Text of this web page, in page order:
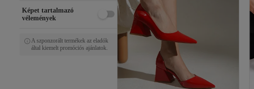
Képet tartalmazó
vélemények
A szponzorált termékek az eladók
által kiemelt promóciós ajánlatok.